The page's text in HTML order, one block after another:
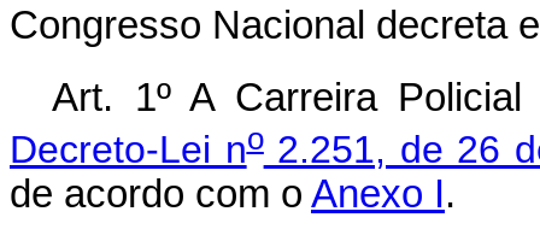
Congresso Nacional decreta
Art. 1º A Carreira
Decreto-Lei no2.251, de 26
de acordo com o Anexo I.